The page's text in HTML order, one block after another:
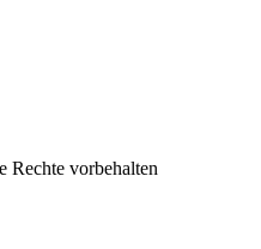
Rechte vorbehalten